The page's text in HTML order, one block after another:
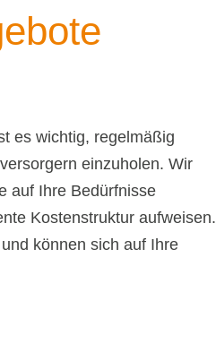
es wichtig, regelmäßig
einzuholen. Wir
auf Ihre Bedürfnisse
Kostenstruktur aufweisen.
können sich auf Ihre